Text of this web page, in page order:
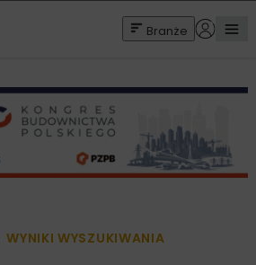
Branże
WYNIKI WYSZUKIWANIA